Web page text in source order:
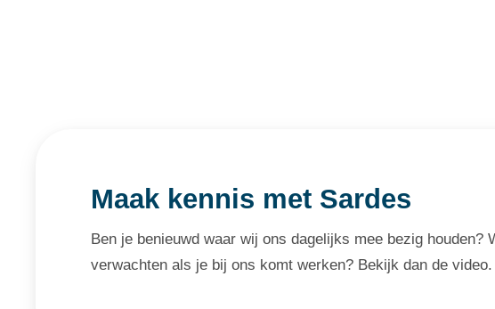
Maak kennis met Sardes
Ben je benieuwd waar wij ons dagelijks mee bezig houden?
verwachten als je bij ons komt werken? Bekijk dan de video.